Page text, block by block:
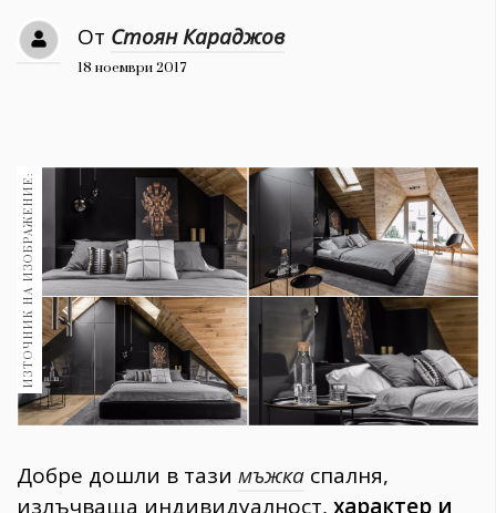
Красота
777
Книги 1188
30+ 1970
Гурме 1710
Пътувай
237
От Стоян Караджов
18 ноември 2017
ИЗТОЧНИК НА ИЗОБРАЖЕНИЕ:
Добре дошли в тази мъжка спалня,
излъчваща индивидуалност, характер и